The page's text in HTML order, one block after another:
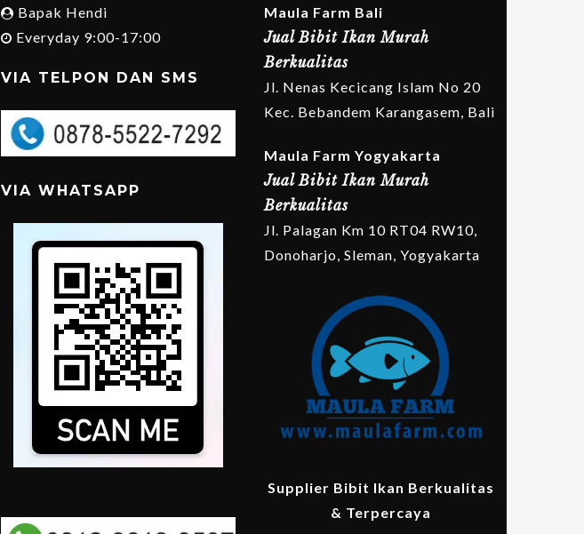
Bapak Hendi
Everyday 9:00-17:00
VIA TELPON DAN SMS
VIA WHATSAPP
Maula Farm Bali
Jual Bibit Ikan Murah
Berkualitas
Jl. Nenas Kecicang Islam No 20
Kec. Bebandem Karangasem, Bali
Maula Farm Yogyakarta
Jual Bibit Ikan Murah
Berkualitas
Jl. Palagan Km 10 RT04 RW10,
Donoharjo, Sleman, Yogyakarta
Supplier Bibit Ikan Berkualitas
& Terpercaya